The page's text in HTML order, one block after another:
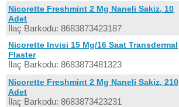
Nicorette Freshmint 2 Mg Naneli Sakiz, 10
Adet
İlaç Barkodu: 8683873423187
Nicorette Invisi 15 Mg/16 Saat Transdermal
Flaster
İlaç Barkodu: 8683873481323
Nicorette Freshmint 2 Mg Naneli Sakiz, 210
Adet
İlaç Barkodu: 8683873423231